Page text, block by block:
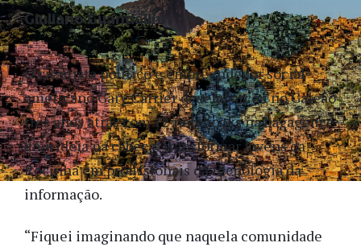
O cientista político e empreendedor social
americano Gary Carrier desembarcou no Galeão
três anos atrás com 12 notebooks na bagagem e
uma ideia na cabeça: transformar jovens da
Rocinha em profissionais da tecnologia da
informação.
“Fiquei imaginando que naquela comunidade
Giuliano Guandalini